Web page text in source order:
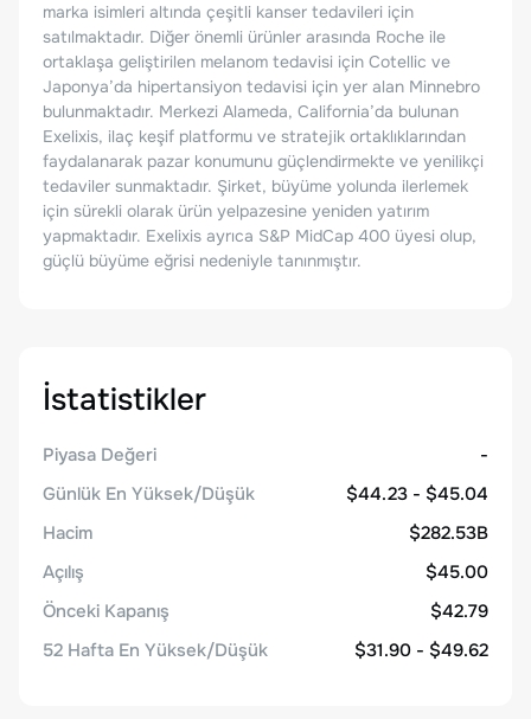
marka isimleri altında çeşitli kanser tedavileri için
satılmaktadır. Diğer önemli ürünler arasında Roche ile
ortaklaşa geliştirilen melanom tedavisi için Cotellic ve
Japonya’da hipertansiyon tedavisi için yer alan Minnebro
bulunmaktadır. Merkezi Alameda, California’da bulunan
Exelixis, ilaç keşif platformu ve stratejik ortaklıklarından
faydalanarak pazar konumunu güçlendirmekte ve yenilikçi
tedaviler sunmaktadır. Şirket, büyüme yolunda ilerlemek
için sürekli olarak ürün yelpazesine yeniden yatırım
yapmaktadır. Exelixis ayrıca S&P MidCap 400 üyesi olup,
güçlü büyüme eğrisi nedeniyle tanınmıştır.
İstatistikler
Piyasa Değeri
-
Günlük En Yüksek/Düşük
$44.23 - $45.04
Hacim
$282.53B
Açılış
$45.00
Önceki Kapanış
$42.79
52 Hafta En Yüksek/Düşük
$31.90 - $49.62